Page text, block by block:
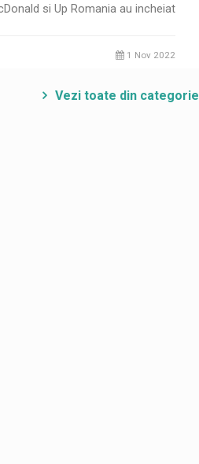
si Up Romania au incheiat
1 Nov 2022
Vezi toate din categorie